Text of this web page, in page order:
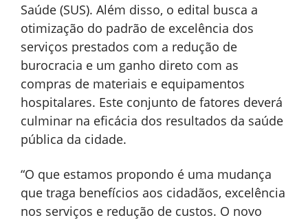
Saúde (SUS). Além disso, o edital busca a
otimização do padrão de excelência dos
serviços prestados com a redução de
burocracia e um ganho direto com as
compras de materiais e equipamentos
hospitalares. Este conjunto de fatores deverá
culminar na eficácia dos resultados da saúde
pública da cidade.
“O que estamos propondo é uma mudança
que traga benefícios aos cidadãos, excelência
nos serviços e redução de custos. O novo